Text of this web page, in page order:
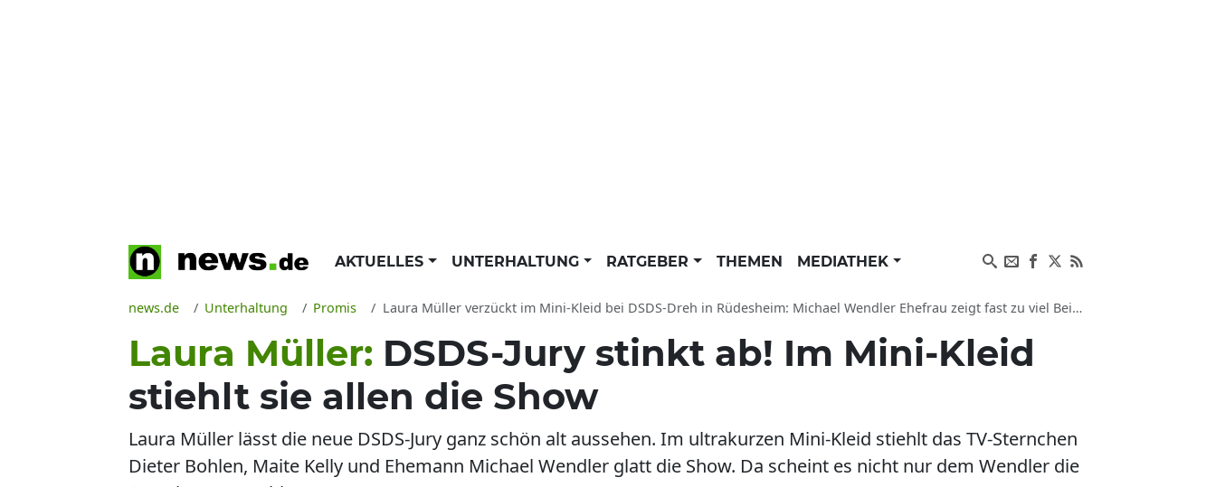
AKTUELLES UNTERHALTUNG RATGEBER THEMEN MEDIATHEK
news.de Unterhaltung Promis Laura Müller verzückt im Mini-Kleid bei DSDS-Dreh in Rüdesheim: Michael Wendler Ehefrau zeigt fast zu viel Bein auf Instagram-Foto
Laura Müller: DSDS-Jury stinkt ab! Im Mini-Kleid
stiehlt sie allen die Show
Laura Müller lässt die neue DSDS-Jury ganz schön alt aussehen. Im ultrakurzen Mini-Kleid stiehlt das TV-Sternchen
Dieter Bohlen, Maite Kelly und Ehemann Michael Wendler glatt die Show. Da scheint es nicht nur dem Wendler die